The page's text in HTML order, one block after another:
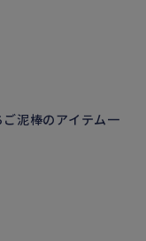
心温まるデザイン
お祝いのギフトや
泥棒のアイテム一